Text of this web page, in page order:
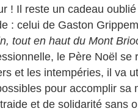
! Il reste un cadeau
: celui de Gaston
tout en haut du Mont
le Père Noël se
et les intempéries, il va
pour accomplir sa
et de solidarité sans